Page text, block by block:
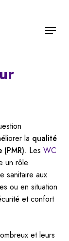
Menu
la qualité
. Les WC
un rôle
sanitaire aux
ou en situation
et confort
et leurs